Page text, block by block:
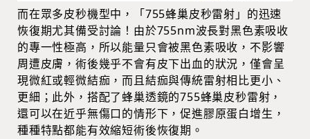
而在眾多皮秒機型中，「755蜂巢皮秒雷射」的迅速
恢復期尤其備受討論！由於755nm波長對黑色素吸收
的專一性極高，所以能量只會被黑色素吸收，不影響
周遭皮膚，術後幾乎不會有皮下出血的狀況，僅會呈
現微紅或輕微結痂，而且結痂與傳統雷射相比更小、
更細；此外，搭配了蜂巢透鏡的755蜂巢皮秒雷射，
還可以在近乎無傷口的情形下，促進膠原蛋白增生，
種種特點都能有效縮短術後恢復期。